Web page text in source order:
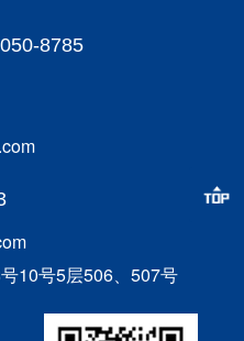
8785
10号5层506、507号